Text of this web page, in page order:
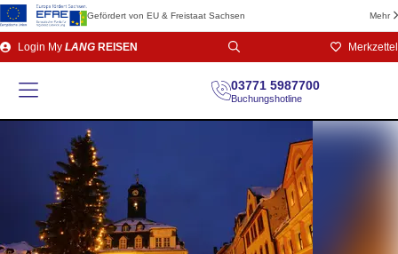
Gefördert von EU & Freistaat Sachsen Mehr
Direkt
zum
Login My LANG REISEN Merkzettel
03771 5987700
Buchungshotline